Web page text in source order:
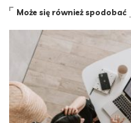
Może się również spodobać